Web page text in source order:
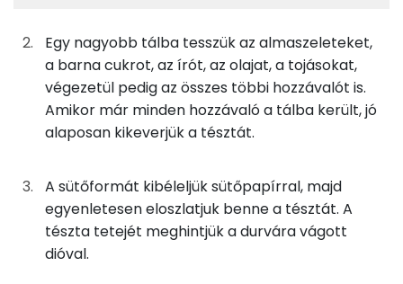
43gbarna cukor
165 kcal
50gíró
20 kcal
33gnapraforgó olaj
37g
12g dió
76 kcal
0gszódabikarbóna
Foszfor
Kálcium
Nátrium
Magnézium
Szelén
TOP vitaminok
Egy nagyobb tálba tesszük az almaszeleteket,
a barna cukrot, az írót, az olajat, a tojásokat,
végezetül pedig az összes többi hozzávalót is.
Amikor már minden hozzávaló a tálba került, jó
alaposan kikeverjük a tésztát.
A sütőformát kibéleljük sütőpapírral, majd
egyenletesen eloszlatjuk benne a tésztát. A
tészta tetejét meghintjük a durvára vágott
dióval.